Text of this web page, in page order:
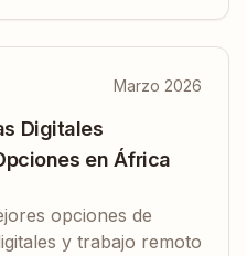
Marzo 2026
Digitales
en África
opciones de
y trabajo remoto